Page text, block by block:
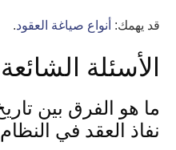
قد يهمك: أنواع صياغة العقود.
الأسئلة الشائعة
ما هو الفرق بين
نفاذ العقد في